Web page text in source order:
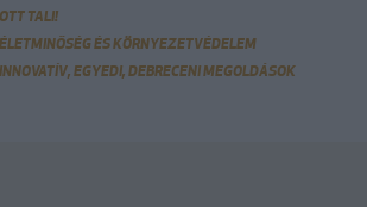
OTT TALI!
ÉLETMINŐSÉG ÉS KÖRNYEZETVÉDELEM
INNOVATÍV, EGYEDI, DEBRECENI MEGOLDÁSOK